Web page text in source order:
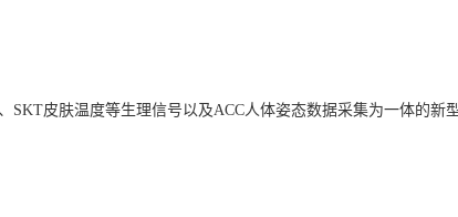
SKT皮肤温度等生理信号以及ACC人体姿态数据采集为一体的新